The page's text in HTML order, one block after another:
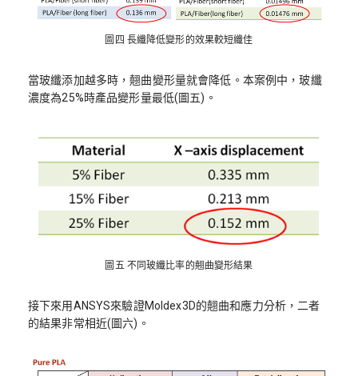
圖四 長纖降低變形的效果較短纖佳
當玻纖添加越多時，翹曲變形量就會降低。本案例中，玻纖
濃度為25%時產品變形量最低(圖五)。
圖五 不同玻纖比率的翹曲變形結果
接下來用ANSYS來驗證Moldex3D的翹曲和應力分析，二者
的結果非常相近(圖六)。